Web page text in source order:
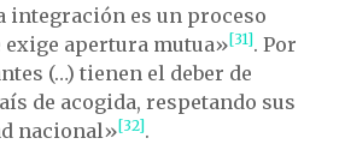
integración es un proceso
apertura mutua»[31]. Por
(…) tienen el deber de
de acogida, respetando sus
nacional»[32].